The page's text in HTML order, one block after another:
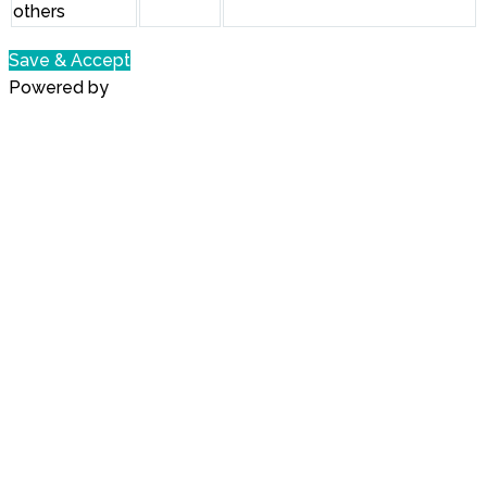
others
Save & Accept
Powered by